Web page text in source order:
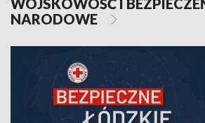
WOJSKOWOŚĆ I
NARODOWE